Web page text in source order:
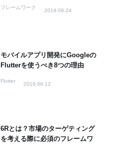
フレームワーク
2019.06.24
モバイルアプリ開発にGoogleの
Flutterを使うべき8つの理由
Flutter
2019.06.12
6Rとは？市場のターゲティング
を考える際に必須のフレームワ